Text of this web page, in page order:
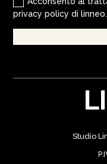
privacy policy di
Studio